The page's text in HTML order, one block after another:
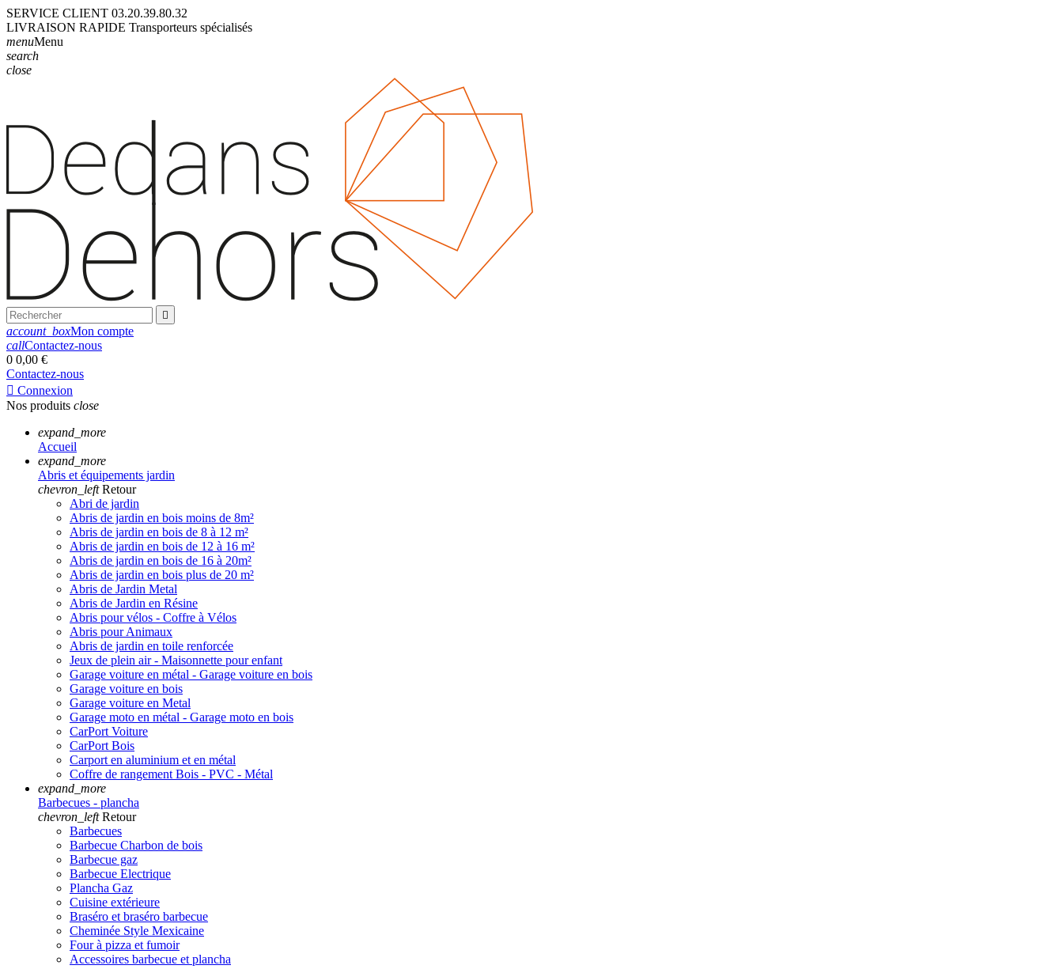
SERVICE CLIENT 03.20.39.80.32
LIVRAISON RAPIDE Transporteurs spécialisés
menuMenu
search
close

account_boxMon compte
callContactez-nous
0 0,00 €
Contactez-nous
 Connexion
Nos produits close
expand_more
Accueil
expand_more
Abris et équipements jardin
chevron_left Retour
Abri de jardin
Abris de jardin en bois moins de 8m²
Abris de jardin en bois de 8 à 12 m²
Abris de jardin en bois de 12 à 16 m²
Abris de jardin en bois de 16 à 20m²
Abris de jardin en bois plus de 20 m²
Abris de Jardin Metal
Abris de Jardin en Résine
Abris pour vélos - Coffre à Vélos
Abris pour Animaux
Abris de jardin en toile renforcée
Jeux de plein air - Maisonnette pour enfant
Garage voiture en métal - Garage voiture en bois
Garage voiture en bois
Garage voiture en Metal
Garage moto en métal - Garage moto en bois
CarPort Voiture
CarPort Bois
Carport en aluminium et en métal
Coffre de rangement Bois - PVC - Métal
expand_more
Barbecues - plancha
chevron_left Retour
Barbecues
Barbecue Charbon de bois
Barbecue gaz
Barbecue Electrique
Plancha Gaz
Cuisine extérieure
Braséro et braséro barbecue
Cheminée Style Mexicaine
Four à pizza et fumoir
Accessoires barbecue et plancha